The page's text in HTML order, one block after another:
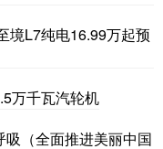
境L7纯电16.99万起预
万千瓦汽轮机
（全面推进美丽中国